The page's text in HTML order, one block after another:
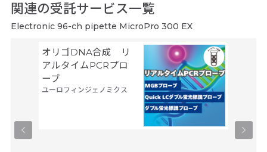
関連の受託サービス一覧
Electronic 96-ch pipette MicroPro 300 EX
オリゴDNA合成 リ
アルタイムPCRプロ
ーブ
ユーロフィンジェノミクス